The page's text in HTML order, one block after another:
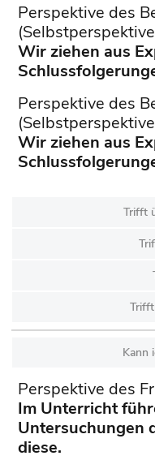
Perspektive des
Wir ziehen aus
Perspektive des
Wir ziehen aus
Trifft
Kann
Perspektive des
Im Unterricht
Untersuchungen
diese.